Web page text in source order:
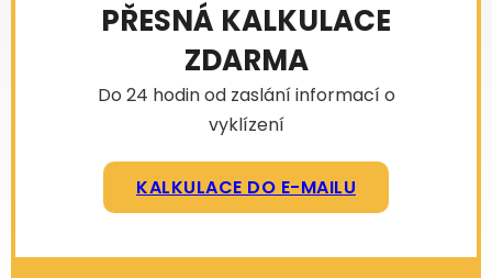
PŘESNÁ KALKULACE
ZDARMA
Do 24 hodin od zaslání informací o
vyklízení
KALKULACE DO E-MAILU